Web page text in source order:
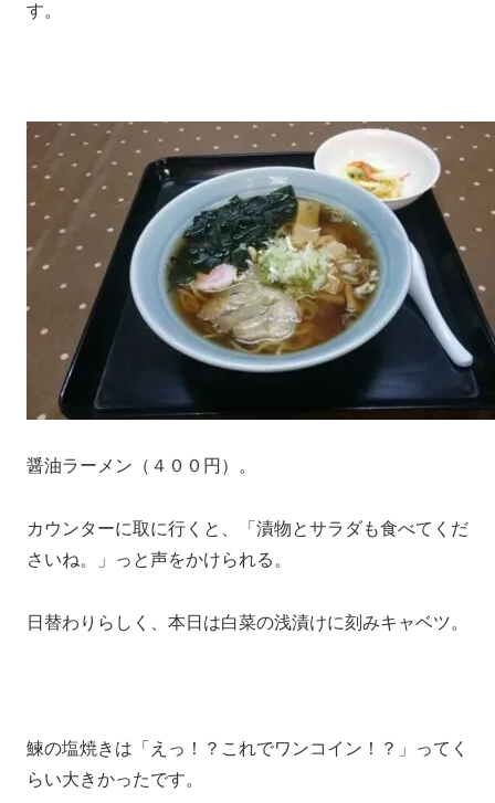
す。
醤油ラーメン（４００円）。
カウンターに取に行くと、「漬物とサラダも食べてくだ
さいね。」っと声をかけられる。
日替わりらしく、本日は白菜の浅漬けに刻みキャベツ。
鰊の塩焼きは「えっ！？これでワンコイン！？」ってく
らい大きかったです。